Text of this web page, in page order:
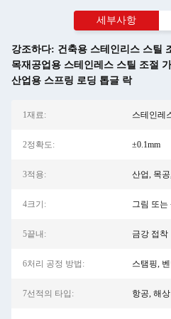
세부사항
강조하다: 건축용 스테인리스 스틸
목재공업용 스테인레스 스틸 조절
산업용 스프링 로딩 톱글 락
1재료: 스테인레
2정확도: ±0.1mm
3적용: 산업, 목
4크기: 그림 또는
5끝내: 금강 접착
6처리 공정 방법: 스탬핑,
7선적의 타입: 항공, 해